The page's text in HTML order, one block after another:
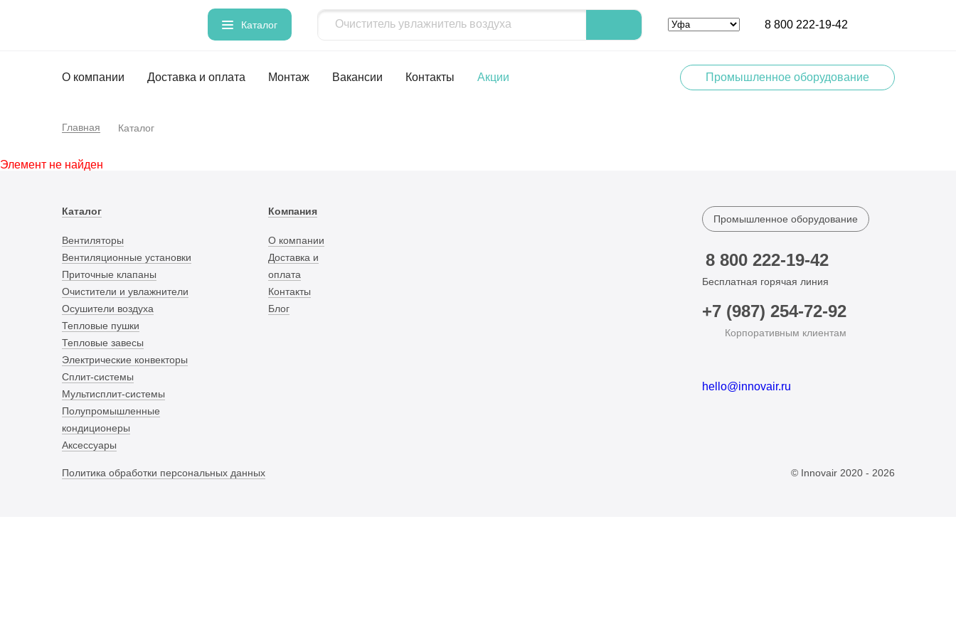
Каталог 8 800 222-19-42
О компании Доставка и оплата Монтаж Вакансии Контакты Акции Промышленное оборудование
Главная Каталог
Элемент не найден
Каталог
Вентиляторы
Вентиляционные установки
Приточные клапаны
Очистители и увлажнители
Осушители воздуха
Тепловые пушки
Тепловые завесы
Электрические конвекторы
Сплит-системы
Мультисплит-системы
Полупромышленные
кондиционеры
Аксессуары
Компания
О компании
Доставка и
оплата
Контакты
Блог
Промышленное оборудование
8 800 222-19-42
Бесплатная горячая линия
+7 (987) 254-72-92
Корпоративным клиентам
hello@innovair.ru
Политика обработки персональных данных © Innovair 2020 - 2026